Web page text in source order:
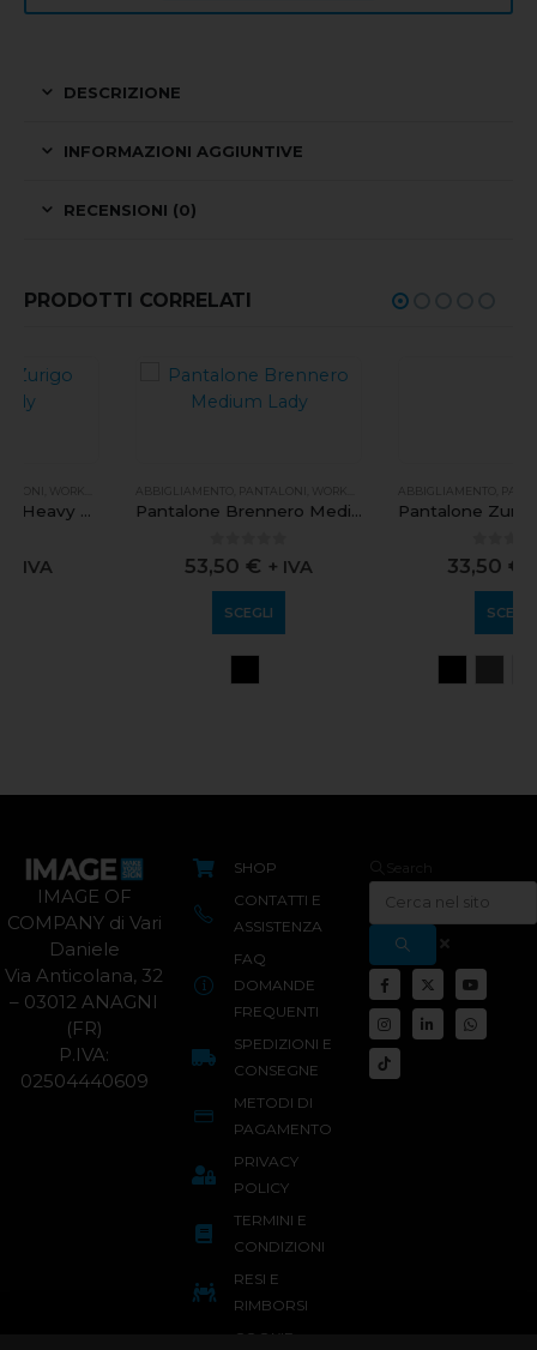
DESCRIZIONE
INFORMAZIONI AGGIUNTIVE
RECENSIONI (0)
PRODOTTI CORRELATI
ABBIGLIAMENTO PANTALONI
Pantalone Brennero Medium Lady
out of 5
+ IVA
ABBIGLIAMENTO PANTALONI
Pantalone Zurigo Light Lady
out of 5
+ IVA
IMAGE OF
COMPANY di Vari
Daniele
Via Anticolana, 32
– 03012 ANAGNI
(FR)
P.IVA:
02504440609
SHOP
CONTATTI E
ASSISTENZA
FAQ
DOMANDE
FREQUENTI
SPEDIZIONI E
CONSEGNE
METODI DI
PAGAMENTO
PRIVACY
POLICY
TERMINI E
CONDIZIONI
RESI E
RIMBORSI
COOKIE